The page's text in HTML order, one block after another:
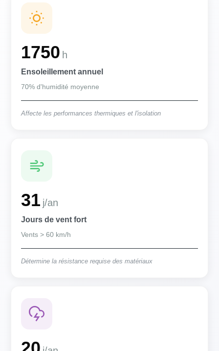
1750 h
Ensoleillement annuel
70% d'humidité moyenne
Affecte les performances thermiques et l'isolation
31 j/an
Jours de vent fort
Vents > 60 km/h
Détermine la résistance requise des matériaux